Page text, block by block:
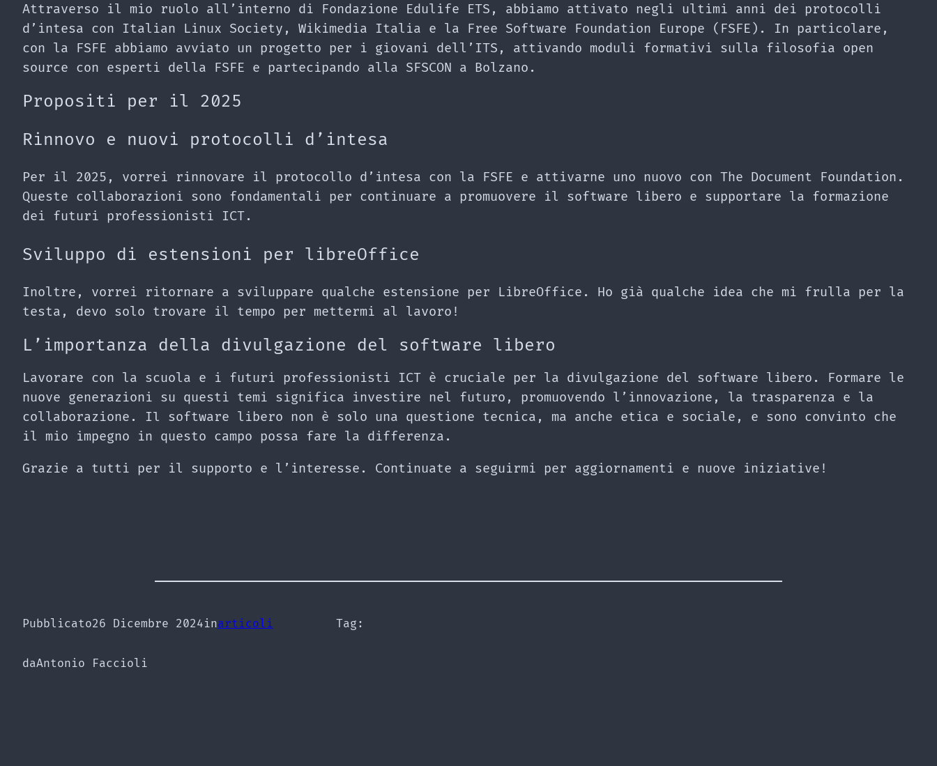
Attraverso il mio ruolo all’interno di Fondazione Edulife ETS, abbiamo attivato negli ultimi anni dei protocolli
d’intesa con Italian Linux Society, Wikimedia Italia e la Free Software Foundation Europe (FSFE). In particolare,
con la FSFE abbiamo avviato un progetto per i giovani dell’ITS, attivando moduli formativi sulla filosofia open
source con esperti della FSFE e partecipando alla SFSCON a Bolzano.
Propositi per il 2025
Rinnovo e nuovi protocolli d’intesa
Per il 2025, vorrei rinnovare il protocollo d’intesa con la FSFE e attivarne uno nuovo con The Document Foundation.
Queste collaborazioni sono fondamentali per continuare a promuovere il software libero e supportare la formazione
dei futuri professionisti ICT.
Sviluppo di estensioni per libreOffice
Inoltre, vorrei ritornare a sviluppare qualche estensione per LibreOffice. Ho già qualche idea che mi frulla per la
testa, devo solo trovare il tempo per mettermi al lavoro!
L’importanza della divulgazione del software libero
Lavorare con la scuola e i futuri professionisti ICT è cruciale per la divulgazione del software libero. Formare le
nuove generazioni su questi temi significa investire nel futuro, promuovendo l’innovazione, la trasparenza e la
collaborazione. Il software libero non è solo una questione tecnica, ma anche etica e sociale, e sono convinto che
il mio impegno in questo campo possa fare la differenza.
Grazie a tutti per il supporto e l’interesse. Continuate a seguirmi per aggiornamenti e nuove iniziative!
Pubblicato26 Dicembre 2024inarticoli
daAntonio Faccioli
Tag: